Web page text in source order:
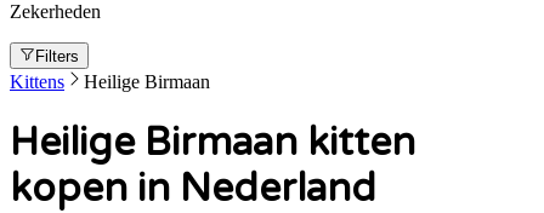
Zekerheden
Filters
Kittens Heilige Birmaan
Heilige Birmaan kitten
kopen in Nederland